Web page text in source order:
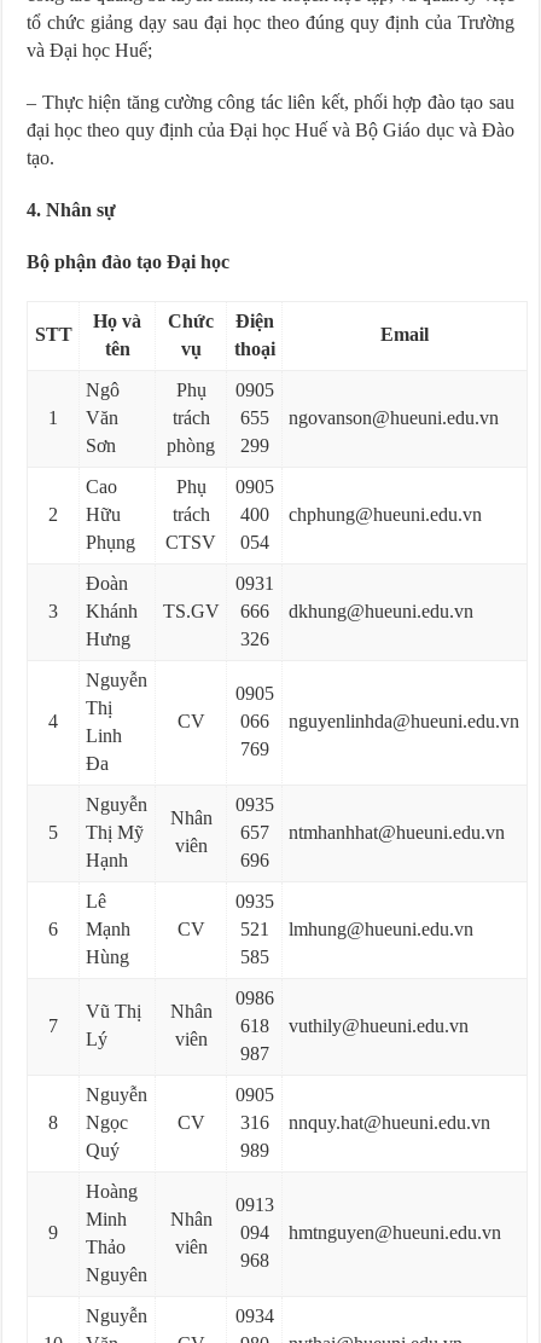
tổ chức giảng dạy sau đại học theo đúng quy định của Trường
và Đại học Huế;
– Thực hiện tăng cường công tác liên kết, phối hợp đào tạo sau
đại học theo quy định của Đại học Huế và Bộ Giáo dục và Đào
tạo.
4. Nhân sự
Bộ phận đào tạo Đại học
STT
Họ và
tên
Chức
vụ
Điện
thoại
Email
1
Ngô
Văn
Sơn
Phụ
trách
phòng
0905
655
299
ngovanson@hueuni.edu.vn
2
Cao
Hữu
Phụng
Phụ
trách
CTSV
0905
400
054
chphung@hueuni.edu.vn
3
Đoàn
Khánh
Hưng
TS.GV
0931
666
326
dkhung@hueuni.edu.vn
4
Nguyễn
Thị
Linh
Đa
CV
0905
066
769
nguyenlinhda@hueuni.edu.vn
5
Nguyễn
Thị Mỹ
Hạnh
Nhân
viên
0935
657
696
ntmhanhhat@hueuni.edu.vn
6
Lê
Mạnh
Hùng
CV
0935
521
585
lmhung@hueuni.edu.vn
7
Vũ Thị
Lý
Nhân
viên
0986
618
987
vuthily@hueuni.edu.vn
8
Nguyễn
Ngọc
Quý
CV
0905
316
989
nnquy.hat@hueuni.edu.vn
9
Hoàng
Minh
Thảo
Nguyên
Nhân
viên
0913
094
968
hmtnguyen@hueuni.edu.vn
Nguyễn
0934